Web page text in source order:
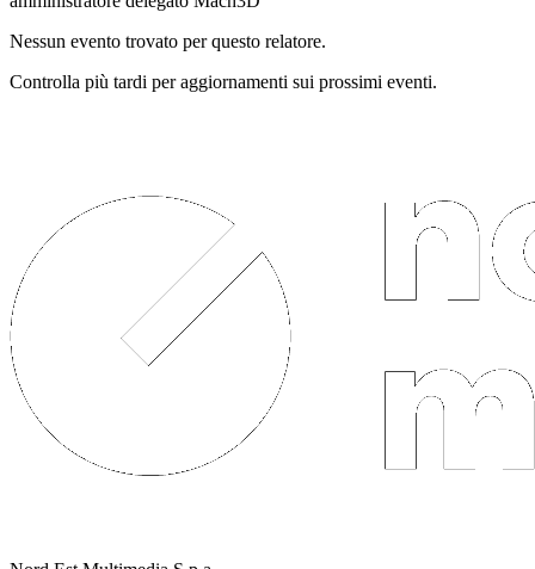
Nessun evento trovato per questo relatore.
Controlla più tardi per aggiornamenti sui prossimi eventi.